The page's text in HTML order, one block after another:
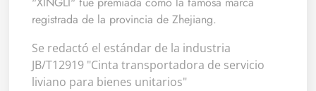
registrada de la provincia de Zhejiang.
Se redactó el estándar de la industria
JB/T12919 "Cinta transportadora de servicio
liviano para bienes unitarios"